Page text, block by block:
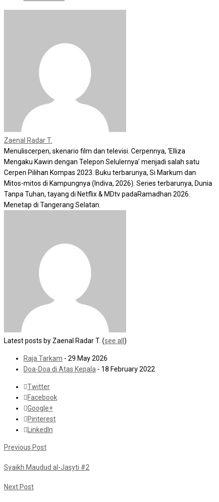
Zaenal Radar T.
Menuliscerpen, skenario film dan televisi. Cerpennya, ‘Elliza
Mengaku Kawin dengan Telepon Selulernya’ menjadi salah satu
Cerpen Pilihan Kompas 2023. Buku terbarunya, Si Markum dan
Mitos-mitos di Kampungnya (Indiva, 2026). Series terbarunya, Dunia
Tanpa Tuhan, tayang di Netflix & MDtv padaRamadhan 2026.
Menetap di Tangerang Selatan.
Latest posts by Zaenal Radar T. (see all )
Raja Tarkam - 29 May 2026
Doa-Doa di Atas Kepala - 18 February 2022
Twitter
Facebook
Google+
Pinterest
LinkedIn
Previous Post
Syaikh Maudud al-Jasyti #2
Next Post